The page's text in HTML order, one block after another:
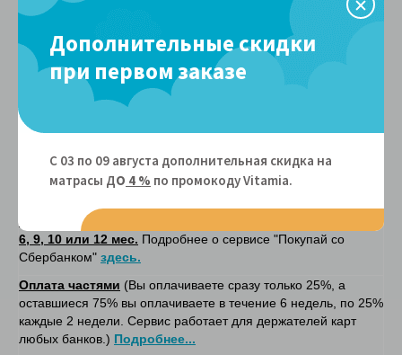
Безналичный расчет
. Счет будет отправлен Вам в
электронном виде после уточнения с менеджером деталей
заказа.
Он-лайн оплата - при покупке на сайте. После оплаты, на
указанную вами электронную почту, в соответситвии с
федеральным законом № 54-ФЗ будет отправлен кассовый
чек.
Он-лайн оплата картой рассрочки Халва. Вы можете
приобрести товар в рассрочку на 4 месяца без переплат.
Рассрочка без переплат от "Покупай со Сбербанком" на
6, 9, 10 или 12 мес. Подробнее о сервисе "Покупай со
Сбербанком" здесь.
Оплата частями (Вы оплачиваете сразу только 25%, а
оставшиеся 75% вы оплачиваете в течение 6 недель, по 25%
каждые 2 недели. Сервис работает для держателей карт
любых банков.) Подробнее...
Дополнительные скидки
при первом заказе
С 03 по 09 августа дополнительная скидка на
матрасы ДО 4 % по промокоду Vitamiа.